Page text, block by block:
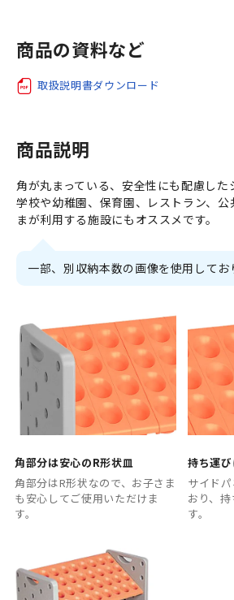
商品の資料など
取扱説明書ダウンロード
商品説明
角が丸まっている、安全性にも配慮した
学校や幼稚園、保育園、レストラン、公
まが利用する施設にもオススメです。
一部、別収納本数の画像を使用してお
角部分は安心のR形状皿
角部分はR形状なので、お子さま
も安心してご使用いただけま
す。
持ち運
サイド
おり、
す。